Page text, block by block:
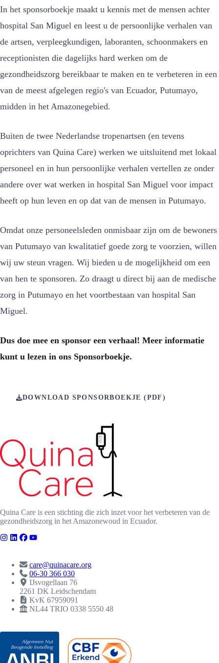
In het sponsorboekje maakt u kennis met de mensen achter
hospital San Miguel en leest u de persoonlijke verhalen van
de artsen, verpleegkundigen, laboranten, schoonmakers en
receptionisten die dagelijks hard werken om de
gezondheidszorg bereikbaar te maken en te verbeteren in een
van de meest afgelegen regio's van Ecuador, Putumayo,
midden in het Amazonegebied.
Buiten de twee Nederlandse tropenartsen (en tevens
oprichters van Quina Care) werken we uitsluitend met lokaal
personeel en in hun persoonlijke verhalen vertellen ze onder
andere over wat werken in hospital San Miguel voor impact
heeft op hun leven en op dat van de mensen in Putumayo.
Omdat onze personeelsleden onmisbaar zijn om de bewoners
van Putumayo van kwalitatief goede zorg te voorzien, willen
wij uw steun vragen. Wij bieden u de mogelijkheid om een
van hen te sponsoren. Zo draagt u direct bij aan de medische
zorg in Putumayo en het voortbestaan van hospital San
Miguel.
Dus doe mee en sponsor een verhaal! Meer informatie
kunt u lezen in ons Sponsorboekje.
DOWNLOAD SPONSORBOEKJE (PDF)
Quina Care is een stichting die zich inzet voor het verbeteren van de
gezondheidszorg in het Amazonewoud in Ecuador.
care@quinacare.org
06-30 366 030
IJsvogellaan 76
2261 DK Leidschendam
KvK 67959091
NL44 TRIO 0338 5550 48